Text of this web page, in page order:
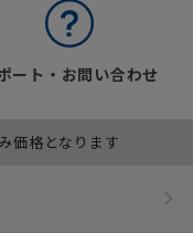
ート・お問い合わせ
価格となります